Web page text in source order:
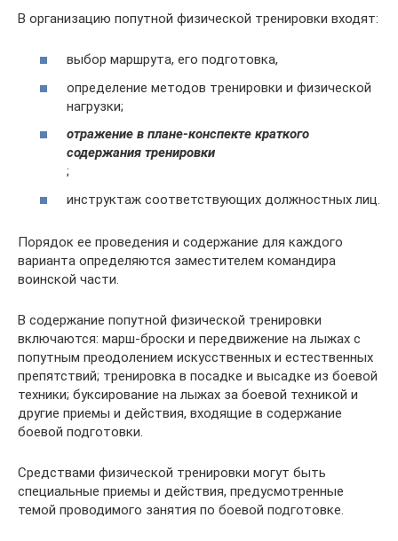
В организацию попутной физической тренировки входят:
выбор маршрута, его подготовка,
определение методов тренировки и физической
нагрузки;
отражение в плане-конспекте краткого
содержания тренировки
;
инструктаж соответствующих должностных лиц.
Порядок ее проведения и содержание для каждого
варианта определяются заместителем командира
воинской части.
В содержание попутной физической тренировки
включаются: марш-броски и передвижение на лыжах с
попутным преодолением искусственных и естественных
препятствий; тренировка в посадке и высадке из боевой
техники; буксирование на лыжах за боевой техникой и
другие приемы и действия, входящие в содержание
боевой подготовки.
Средствами физической тренировки могут быть
специальные приемы и действия, предусмотренные
темой проводимого занятия по боевой подготовке.